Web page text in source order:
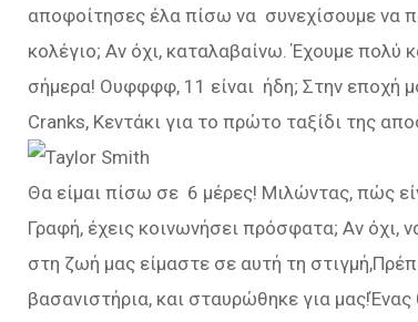
αποφοίτησες έλα πίσω να συνεχίσουμε να
κολέγιο; Αν όχι, καταλαβαίνω. Έχουμε πολύ
σήμερα! Ουφφφφ, 11 είναι ήδη; Στην εποχή
Cranks, Κεντάκι για το πρώτο ταξίδι της
Θα είμαι πίσω σε 6 μέρες! Μιλώντας, πώς
Γραφή, έχεις κοινωνήσει πρόσφατα; Αν όχι,
στη ζωή μας είμαστε σε αυτή τη
βασανιστήρια, και σταυρώθηκε για